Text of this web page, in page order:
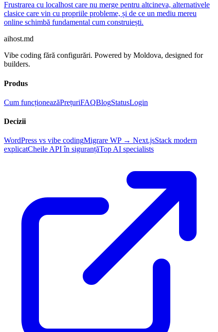
Frustrarea cu localhost care nu merge pentru altcineva, alternativele
clasice care vin cu propriile probleme, și de ce un mediu mereu
online schimbă fundamental cum construiești.
aihost.md
Vibe coding fără configurări. Powered by Moldova, designed for
builders.
Produs
Cum funcționeazăPrețuriFAQBlogStatusLogin
Decizii
WordPress vs vibe codingMigrare WP → Next.jsStack modern
explicatCheile API în siguranțăTop AI specialists